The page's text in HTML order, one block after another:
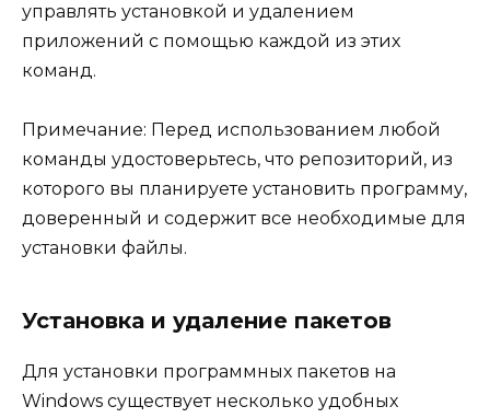
управлять установкой и удалением
приложений с помощью каждой из этих
команд.
Примечание: Перед использованием любой
команды удостоверьтесь, что репозиторий, из
которого вы планируете установить программу,
доверенный и содержит все необходимые для
установки файлы.
Установка и удаление пакетов
Для установки программных пакетов на
Windows существует несколько удобных